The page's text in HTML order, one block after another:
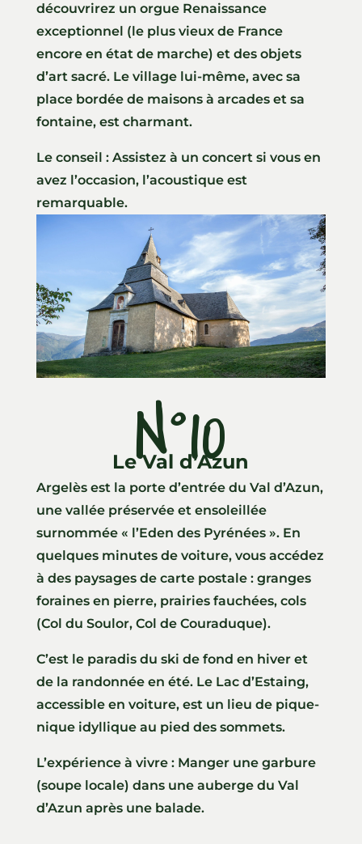
découvrirez un orgue Renaissance
exceptionnel (le plus vieux de France
encore en état de marche) et des objets
d’art sacré. Le village lui-même, avec sa
place bordée de maisons à arcades et sa
fontaine, est charmant.
Le conseil : Assistez à un concert si vous en
avez l’occasion, l’acoustique est
remarquable.
N°10
Le Val d’Azun
Argelès est la porte d’entrée du Val d’Azun,
une vallée préservée et ensoleillée
surnommée « l’Eden des Pyrénées ». En
quelques minutes de voiture, vous accédez
à des paysages de carte postale : granges
foraines en pierre, prairies fauchées, cols
(Col du Soulor, Col de Couraduque).
C’est le paradis du ski de fond en hiver et
de la randonnée en été. Le Lac d’Estaing,
accessible en voiture, est un lieu de pique-
nique idyllique au pied des sommets.
L’expérience à vivre : Manger une garbure
(soupe locale) dans une auberge du Val
d’Azun après une balade.